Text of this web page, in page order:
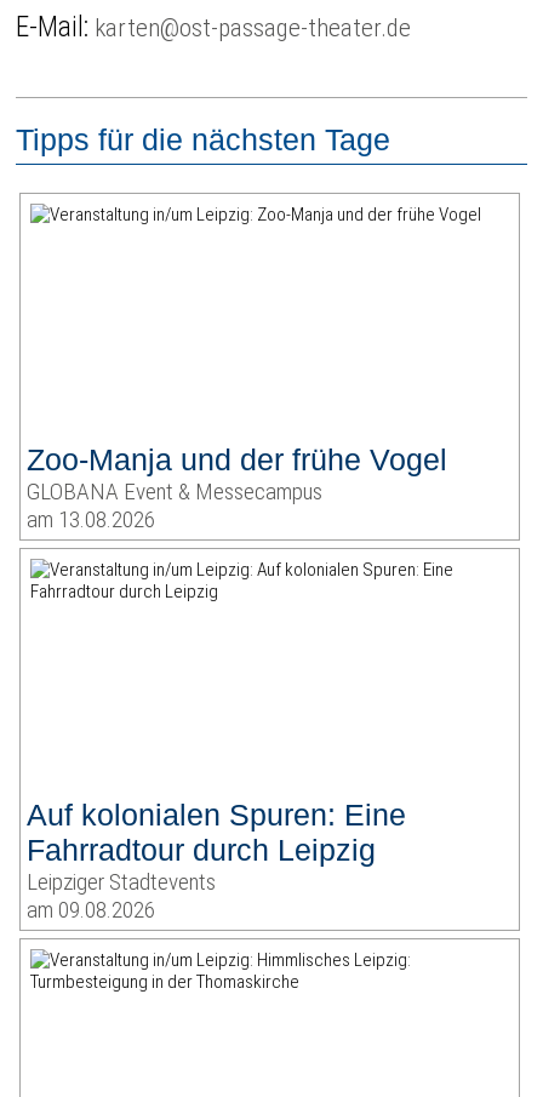
E-Mail: karten@ost-passage-theater.de
Tipps für die nächsten Tage
Zoo-Manja und der frühe Vogel
GLOBANA Event & Messecampus
am 13.08.2026
Auf kolonialen Spuren: Eine
Fahrradtour durch Leipzig
Leipziger Stadtevents
am 09.08.2026